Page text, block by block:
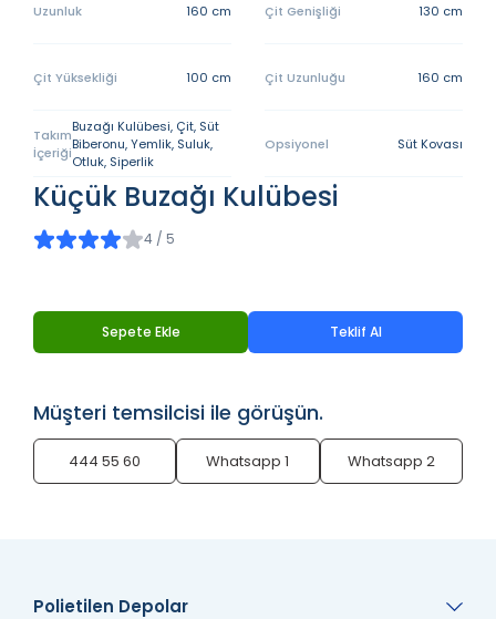
Uzunluk 160 cm Çit Genişliği 130 cm
Çit Yüksekliği 100 cm Çit Uzunluğu 160 cm
Takım
İçeriği
Buzağı Kulübesi, Çit, Süt
Biberonu, Yemlik, Suluk,
Otluk, Siperlik
Opsiyonel Süt Kovası
Küçük Buzağı Kulübesi
4 / 5
Sepete Ekle Teklif Al
Müşteri temsilcisi ile görüşün.
444 55 60 Whatsapp 1 Whatsapp 2
Polietilen Depolar